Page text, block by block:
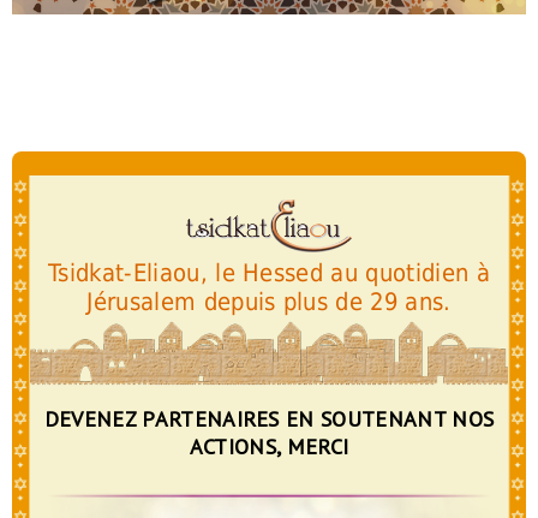
Tsidkat-Eliaou, le Hessed au quotidien à
Jérusalem depuis plus de 29 ans.
DEVENEZ PARTENAIRES EN SOUTENANT NOS
ACTIONS, MERCI